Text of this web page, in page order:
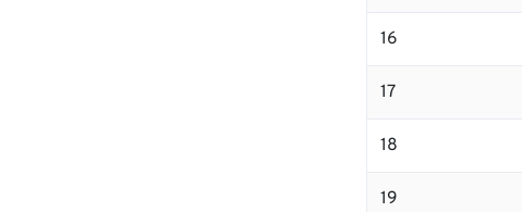
16
17
18
19